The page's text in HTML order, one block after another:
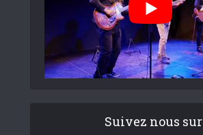
Suivez nous sur